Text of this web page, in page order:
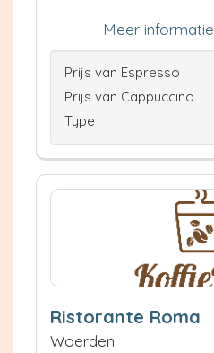
Meer informatie
Prijs van Espresso
Prijs van Cappuccino
Type
Ristorante Roma
Woerden